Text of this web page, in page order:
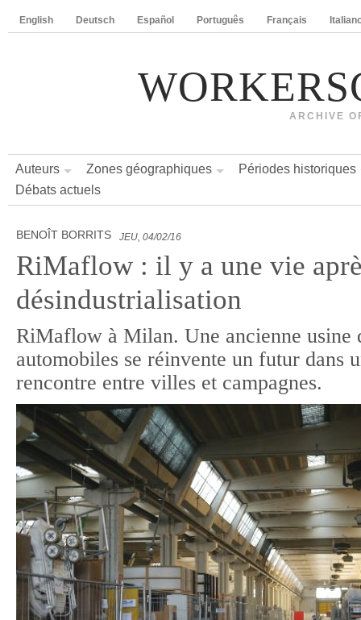
English Deutsch Español Português Français
ARCHIVE
Auteurs Zones géographiques
Périodes historiques
Débats actuels
BENOÎT BORRITS JEU, 04/02/16
RiMaflow : il y a une vie
désindustrialisation
RiMaflow à Milan. Une ancienne usine
automobiles se réinvente un futur dans
rencontre entre villes et campagnes.